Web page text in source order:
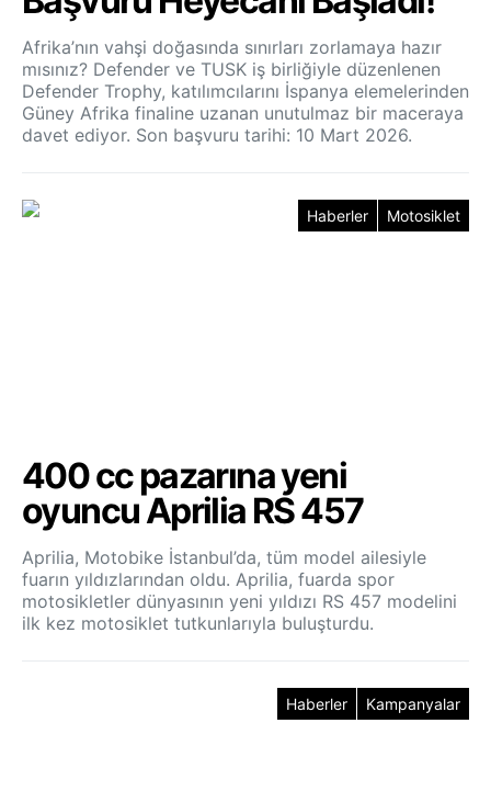
Afrika’nın vahşi doğasında sınırları zorlamaya hazır
mısınız? Defender ve TUSK iş birliğiyle düzenlenen
Defender Trophy, katılımcılarını İspanya elemelerinden
Güney Afrika finaline uzanan unutulmaz bir maceraya
davet ediyor. Son başvuru tarihi: 10 Mart 2026.
Haberler Motosiklet
400 cc pazarına yeni
oyuncu Aprilia RS 457
Aprilia, Motobike İstanbul’da, tüm model ailesiyle
fuarın yıldızlarından oldu. Aprilia, fuarda spor
motosikletler dünyasının yeni yıldızı RS 457 modelini
ilk kez motosiklet tutkunlarıyla buluşturdu.
Haberler Kampanyalar